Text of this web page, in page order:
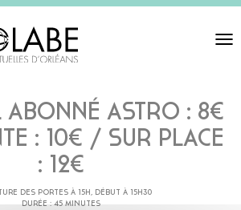
Toggle
ABONNÉ ASTRO : 8€
: 10€ / SUR PLACE
: 12€
DES PORTES À 15H, DÉBUT À 15H30
DURÉE : 45 MINUTES